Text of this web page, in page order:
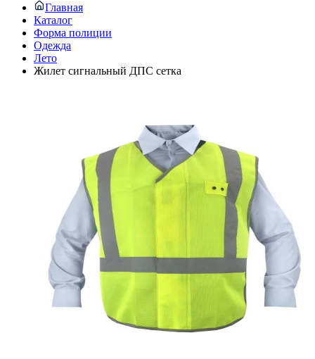
Главная
Каталог
Форма полиции
Одежда
Лето
Жилет сигнальный ДПС сетка